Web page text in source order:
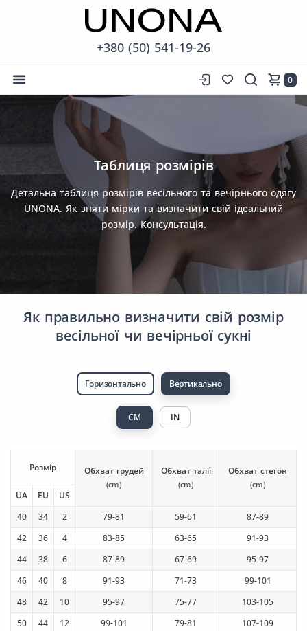
+380 (50) 541-19-26
0
Таблиця розмірів
Детальна таблиця розмірів весільного та вечірнього одягу
UNONA. Як зняти мірки та визначити свій ідеальний
розмір. Консультація.
Як правильно визначити свій розмір
весільної чи вечірньої сукні
Горизонтально Вертикально
CM IN
Розмір Обхват грудей
(cm)
Обхват талії
(cm)
Обхват стегон
(cm)
UA EU
US
40
34 2 79-81 59-61
87-89
42
36 4 83-85 63-65
91-93
44
38 6 87-89 67-69
95-97
46
40 8 91-93 71-73
99-101
48
42 10 95-97 75-77
103-105
50
44 12 99-101 79-81
107-109